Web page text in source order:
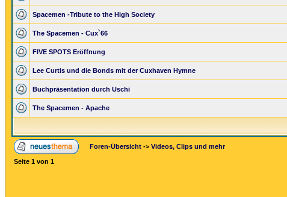
Spacemen -Tribute to the High Society
The Spacemen - Cux`66
FIVE SPOTS Eröffnung
Lee Curtis und die Bonds mit der Cuxhaven Hymne
Buchpräsentation durch Uschi
The Spacemen - Apache
Foren-Übersicht -> Videos, Clips und mehr
Seite 1 von 1